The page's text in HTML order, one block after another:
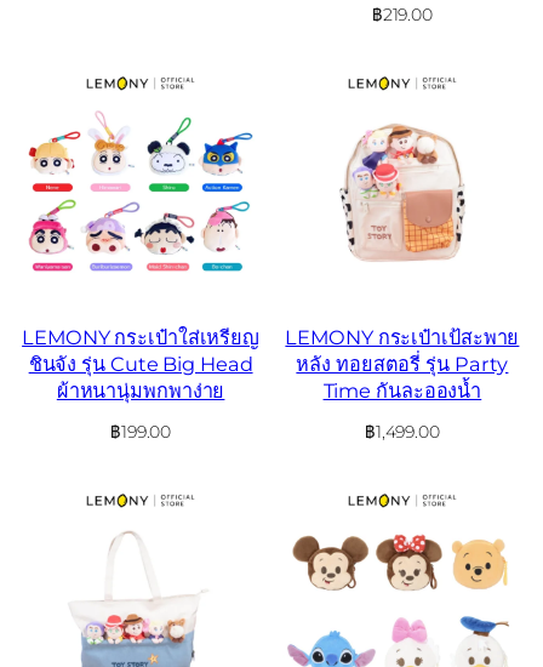
฿219.00
LEMONY กระเป๋าใส่เหรียญ
ชินจัง รุ่น Cute Big Head
ผ้าหนานุ่มพกพาง่าย
฿199.00
LEMONY กระเป๋าเป้สะพาย
หลัง ทอยสตอรี่ รุ่น Party
Time กันละอองน้ำ
฿1,499.00